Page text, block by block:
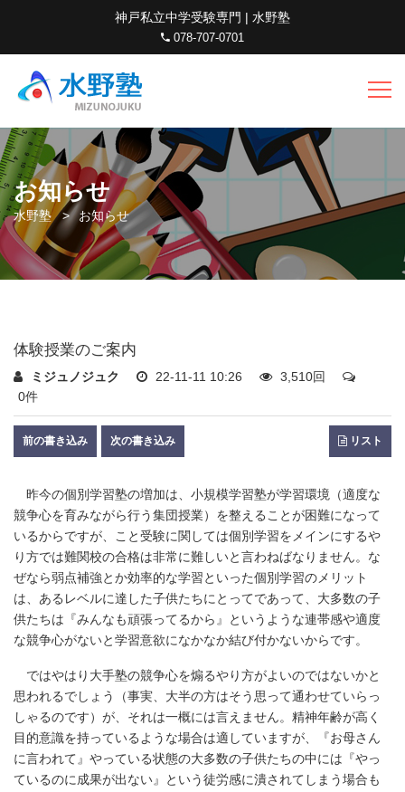
神戸私立中学受験専門 | 水野塾
078-707-0701
お知らせ
水野塾 お知らせ
体験授業のご案内
ミジュノジュク 22-11-11 10:26
3,510回
0件
前の書き込み 次の書き込み リスト
昨今の個別学習塾の増加は、小規模学習塾が学習環境（適度な
競争心を育みながら行う集団授業）を整えることが困難になって
いるからですが、こと受験に関しては個別学習をメインにするや
り方では難関校の合格は非常に難しいと言わねばなりません。な
ぜなら弱点補強とか効率的な学習といった個別学習のメリット
は、あるレベルに達した子供たちにとってであって、大多数の子
供たちは『みんなも頑張ってるから』というような連帯感や適度
な競争心がないと学習意欲になかなか結び付かないからです。
ではやはり大手塾の競争心を煽るやり方がよいのではないかと
思われるでしょう（事実、大半の方はそう思って通わせていらっ
しゃるのです）が、それは一概には言えません。精神年齢が高く
目的意識を持っているような場合は適していますが、『お母さん
に言われて』やっている状態の大多数の子供たちの中には『やっ
ているのに成果が出ない』という徒労感に潰されてしまう場合も